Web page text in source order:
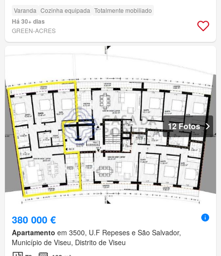
Varanda Cozinha equipada Totalmente mobiliado
Há 30+ dias
GREEN-ACRES
12 Fotos
380 000 €
Apartamento em 3500, U.F Repeses e São Salvador,
Município de Viseu, Distrito de Viseu